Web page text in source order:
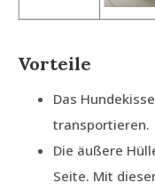
Vorteile
Das
transportieren.
Die äußere
Seite. Mit